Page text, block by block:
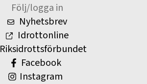
Följ/logga in
Nyhetsbrev
Idrottonline
Riksidrottsförbundet
Facebook
Instagram